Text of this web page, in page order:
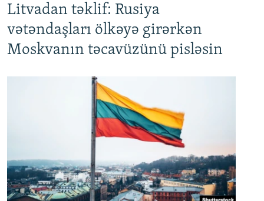
Litvadan təklif: Rusiya
vətəndaşları ölkəyə girərkən
Moskvanın təcavüzünü pisləsin